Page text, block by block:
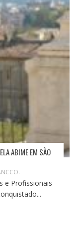
ABIME EM SÃO
e Profissionais